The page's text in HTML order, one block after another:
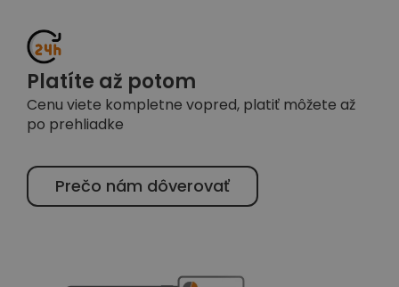
Platíte až potom
Cenu viete kompletne vopred, platiť môžete až
po prehliadke
Prečo nám dôverovať